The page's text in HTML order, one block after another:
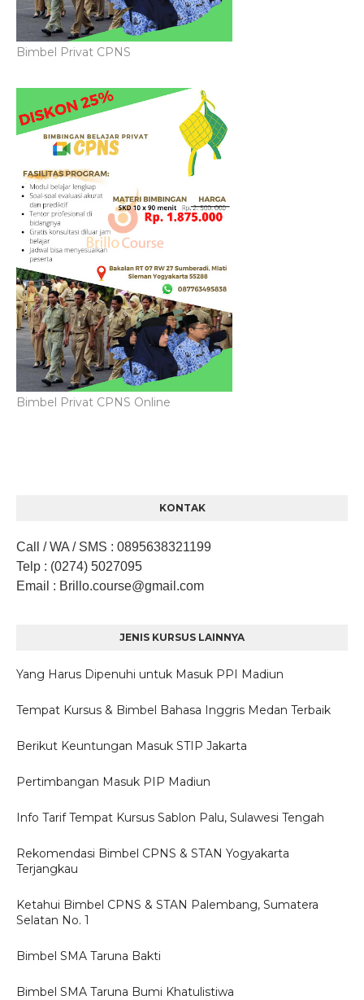
Bimbel Privat CPNS
Bimbel Privat CPNS Online
KONTAK
Call / WA / SMS : 0895638321199
Telp : (0274) 5027095
Email : Brillo.course@gmail.com
JENIS KURSUS LAINNYA
Yang Harus Dipenuhi untuk Masuk PPI Madiun
Tempat Kursus & Bimbel Bahasa Inggris Medan Terbaik
Berikut Keuntungan Masuk STIP Jakarta
Pertimbangan Masuk PIP Madiun
Info Tarif Tempat Kursus Sablon Palu, Sulawesi Tengah
Rekomendasi Bimbel CPNS & STAN Yogyakarta
Terjangkau
Ketahui Bimbel CPNS & STAN Palembang, Sumatera
Selatan No. 1
Bimbel SMA Taruna Bakti
Bimbel SMA Taruna Bumi Khatulistiwa